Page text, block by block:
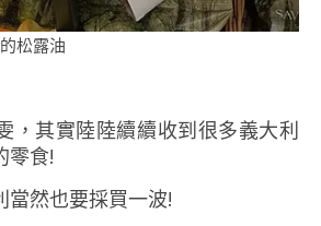
松露油
，其實陸陸續續收到很多義大利
零食!
當然也要採買一波!